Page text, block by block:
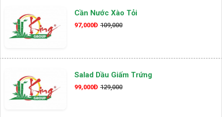
Cần Nước Xào Tỏi
97,000Đ 109,000
Salad Dầu Giấm Trứng
99,000Đ 129,000